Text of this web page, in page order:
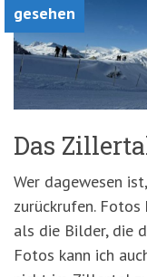
(Accesskey
'3')Zur
Suche
springen
(Accesskey
'2')
gesehen
Das
Wer dagewesen
zurückrufen.
als die Bilder, die
Fotos kann ich